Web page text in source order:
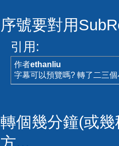
序號要對用
引用:
作者ethanliu
字幕可以預覽嗎? 轉了二三
轉個幾分鐘(或
方...